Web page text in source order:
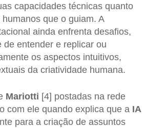
capacidades técnicas quanto
que o guiam. A
ainda enfrenta desafios,
de entender e replicar ou
os aspectos intuitivos,
da criatividade humana.
Mariotti [4] postadas na rede
com ele quando explica que a IA
para a criação de assuntos